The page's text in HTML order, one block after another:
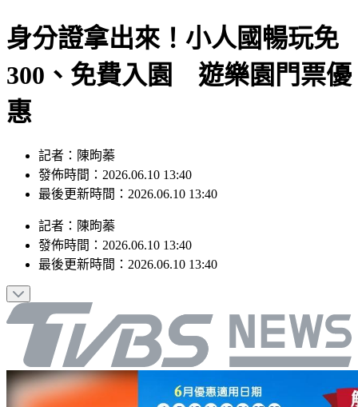
身分證拿出來！小人國暢玩免
300、免費入園 遊樂園門票優
惠
記者：陳昫蓁
發佈時間：2026.06.10 13:40
最後更新時間：2026.06.10 13:40
記者 ： 陳昫蓁
發佈時間： 2026.06.10 13:40
最後更新時間： 2026.06.10 13:40